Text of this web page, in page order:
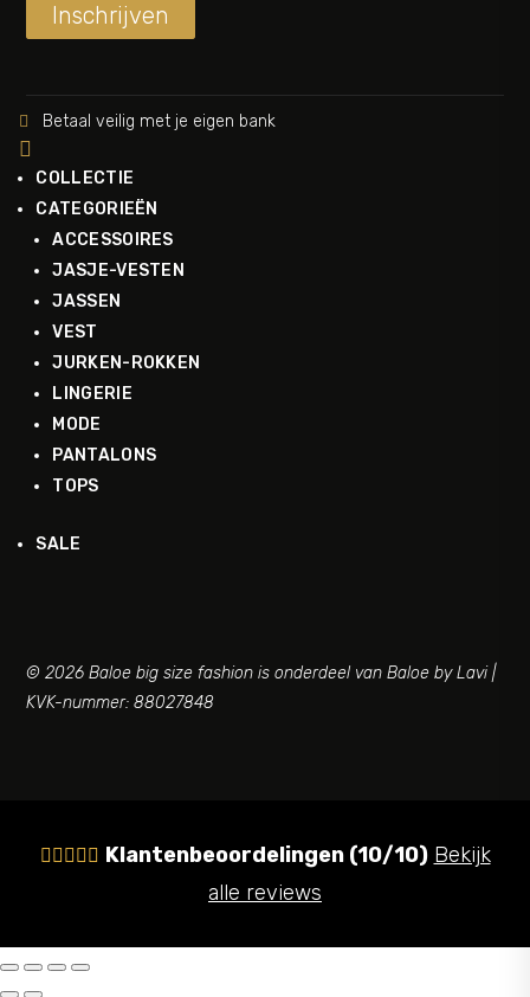
Inschrijven
 Betaal veilig met je eigen bank

COLLECTIE
CATEGORIEËN
ACCESSOIRES
JASJE-VESTEN
JASSEN
VEST
JURKEN-ROKKEN
LINGERIE
MODE
PANTALONS
TOPS
SALE
© 2026 Baloe big size fashion is onderdeel van Baloe by Lavi |
KVK-nummer: 88027848
     Klantenbeoordelingen (10/10) Bekijk
alle reviews